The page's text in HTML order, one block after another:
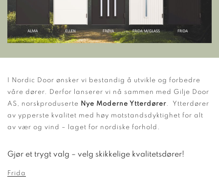
I Nordic Door ønsker vi bestandig å utvikle og forbedre
våre dører. Derfor lanserer vi nå sammen med Gilje Door
AS, norskproduserte
Nye Moderne Ytterdører. Ytterdører
av ypperste kvalitet med høy motstandsdyktighet for alt
av vær og vind – laget for nordiske forhold.
Gjør et trygt valg – velg skikkelige kvalitetsdører!
Frida